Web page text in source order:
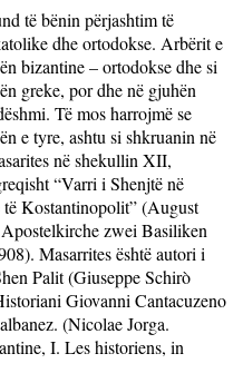
të bënin përjashtim të
dhe ortodokse. Arbërit e
bizantine – ortodokse dhe si
greke, por dhe në gjuhën
Të mos harrojmë se
e tyre, ashtu si shkruanin në
në shekullin XII,
“Varri i Shenjtë në
të Kostantinopolit” (August
zwei Basiliken
Masarrites është autori i
Palit (Giuseppe Schirò
Giovanni Cantacuzeno
(Nicolae Jorga.
I. Les historiens, in